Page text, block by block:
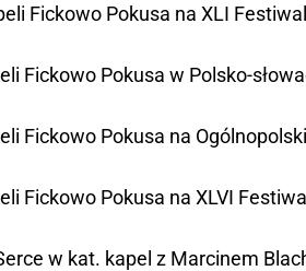
Fickowo Pokusa na XLI
Fickowo Pokusa w Polsko-
Fickowo Pokusa na
Fickowo Pokusa na XLVI
w kat. kapel z Marcinem